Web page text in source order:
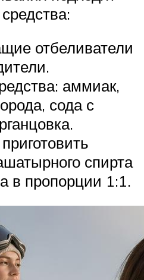
отбеливатели
аммиак,
сода с
спирта
в пропорции 1:1.